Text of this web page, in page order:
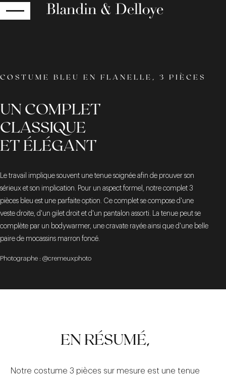
COSTUME BLEU EN FLANELLE, 3 PIÈCES
UN COMPLET
CLASSIQUE
ET ÉLÉGANT
Le travail implique souvent une tenue soignée afin de prouver son
sérieux et son implication. Pour un aspect formel, notre complet 3
pièces bleu est une parfaite option. Ce complet se compose d'une
veste droite, d'un gilet droit et d'un pantalon assorti. La tenue peut se
complète par un bodywarmer, une cravate rayée ainsi que d'une belle
paire de mocassins marron foncé.
Photographe : @cremeuxphoto
EN RÉSUMÉ,
Notre costume 3 pièces sur mesure est une tenue